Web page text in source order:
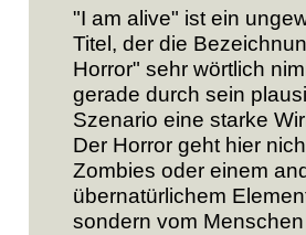
"I am alive" ist ein
Titel, der die
Horror" sehr wörtlich
gerade durch sein
Szenario eine starke
Der Horror geht hier
Zombies oder einem
übernatürlichem
sondern vom